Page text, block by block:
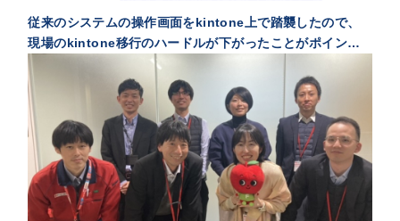
従来のシステムの操作画面をkintone上で踏襲したので、
現場のkintone移行のハードルが下がったことがポイント
でした